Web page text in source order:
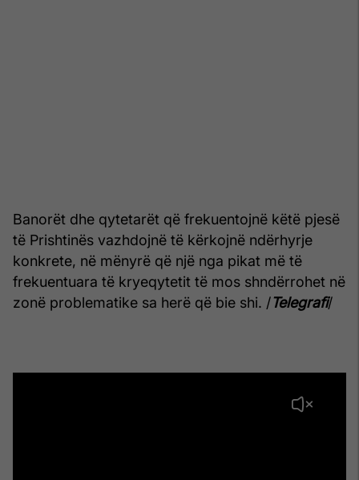
Banorët dhe qytetarët që frekuentojnë këtë pjesë
të Prishtinës vazhdojnë të kërkojnë ndërhyrje
konkrete, në mënyrë që një nga pikat më të
frekuentuara të kryeqytetit të mos shndërrohet në
zonë problematike sa herë që bie shi. /Telegrafi/